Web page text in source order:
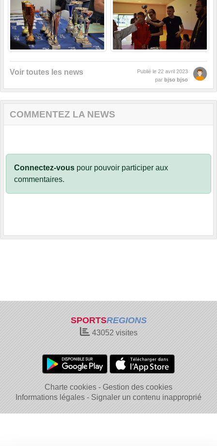
Voir toutes les news Publié le 22 avril 2023
par bjso bjso
COMMENTEZ LA NEWS
Connectez-vous pour pouvoir participer aux
commentaires.
SPORTSREGIONS
43052 visites
Charte cookies
Gestion des cookies
Informations légales
Signaler un contenu inapproprié